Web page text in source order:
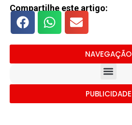
Compartilhe este artigo:
NAVEGAÇÃO
PUBLICIDADE